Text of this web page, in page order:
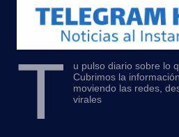
T
u pulso diario sobre lo
Cubrimos la
moviendo las redes,
virales